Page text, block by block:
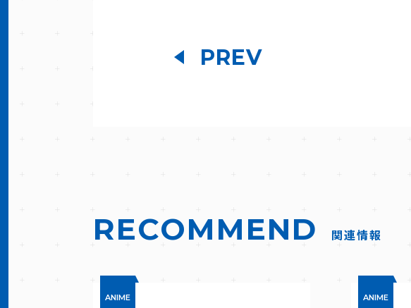
PREV
RECOMMEND 関連情報
ANIME ANIME